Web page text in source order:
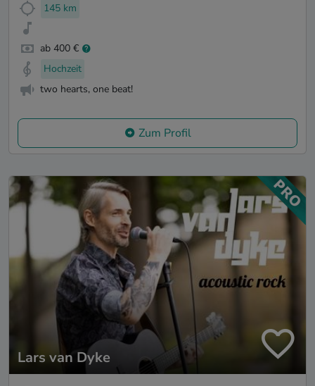
145 km
ab 400 €
Hochzeit
two hearts, one beat!
Zum Profil
Lars van Dyke